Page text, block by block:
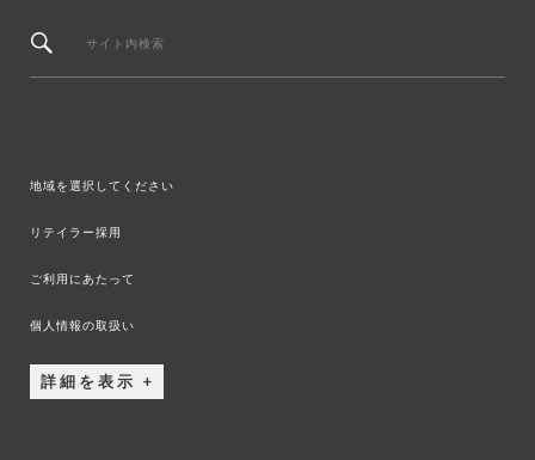
サイト内検索
地域を選択してください
リテイラー採用
ご利用にあたって
個人情報の取扱い
詳細を表示